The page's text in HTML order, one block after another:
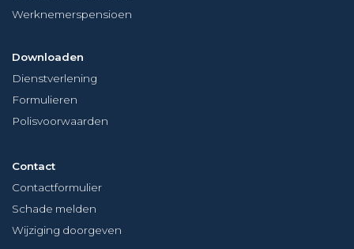
Werknemerspensioen
Downloaden
Dienstverlening
Formulieren
Polisvoorwaarden
Contact
Contactformulier
Schade melden
Wijziging doorgeven